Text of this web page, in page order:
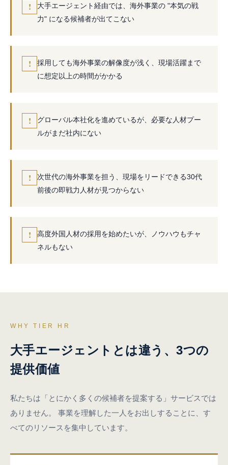
!
大手エージェント経由では、海外事業の "本気の戦
力" になる候補者が出てこない
!
採用しても海外事業の解像度が浅く、現場活躍まで
に想定以上の時間がかかる
!
グローバル本社化を進めているが、必要な人材プー
ルがまだ社内にない
!
次世代の海外事業を担う、現場をリードできる30代
前後の即戦力人材が見つからない
!
高度外国人材の採用を始めたいが、ノウハウもチャ
ネルもない
WHY TIER HR
大手エージェントとは違う、3つの
提供価値
私たちは「とにかく多くの候補者を提案する」サービスでは
ありません。
事業を理解した一人をお出しすることに、す
べてのリソースを集中しています。